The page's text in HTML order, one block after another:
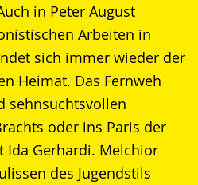
in Peter August
Arbeiten in
sich immer wieder der
Heimat. Das Fernweh
sehnsuchtsvollen
oder ins Paris der
Ida Gerhardi. Melchior
des Jugendstils